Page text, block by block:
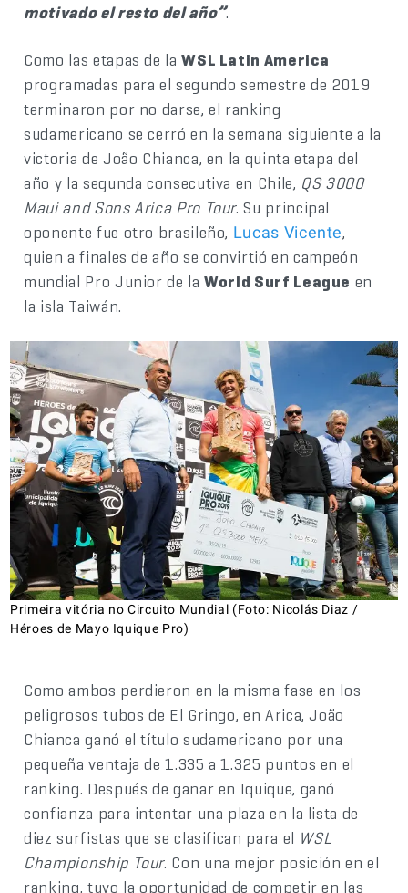
motivado el resto del año”.
Como las etapas de laWSL Latin America
programadas para el segundo semestre de 2019
terminaron por no darse, el ranking
sudamericano se cerró en la semana siguiente a la
victoria de João Chianca, en la quinta etapa del
año y la segunda consecutiva en Chile, QS 3000
Maui and Sons Arica Pro Tour. Su principal
oponente fue otro brasileño, Lucas Vicente,
quien a finales de año se convirtió en campeón
mundial Pro Junior de laWorld Surf League en
la isla Taiwán.
Primeira vitória no Circuito Mundial (Foto: Nicolás Diaz /
Héroes de Mayo Iquique Pro)
Como ambos perdieron en la misma fase en los
peligrosos tubos de El Gringo, en Arica, João
Chianca ganó el título sudamericano por una
pequeña ventaja de 1.335 a 1.325 puntos en el
ranking. Después de ganar en Iquique, ganó
confianza para intentar una plaza en la lista de
diez surfistas que se clasifican para el WSL
Championship Tour. Con una mejor posición en el
ranking, tuvo la oportunidad de competir en las